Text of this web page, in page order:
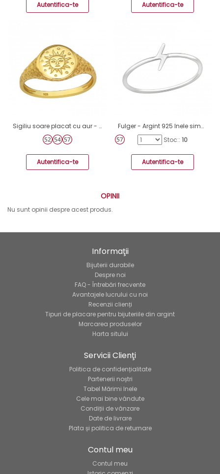
Autentifica-te Autentifica-te
Sigiliu soare placat cu aur - Argint 925 Inele Simple A4S46150
Autentifica-te
Fulger - Argint 925 Inele simple A4S20658
Stoc:: 10
Autentifica-te
OPINII
Nu sunt opinii despre acest produs.
Informaţii
Bijuterii durabile
Despre noi
FAQ - Întrebări frecvente
Avantajele lucrului cu noi
Recenzii clienți
Tipuri de placare pentru bijuteriile din argint
Marcarea produselor
Harta sitului
Servicii Clienţi
Politica de confidențialitate
Partenerii noștri
Tabel Mărimi Inele
Cele mai bine vândute
Condiții de vânzare
Date de livrare
Plata și politica de returnare
Contul meu
Contul meu